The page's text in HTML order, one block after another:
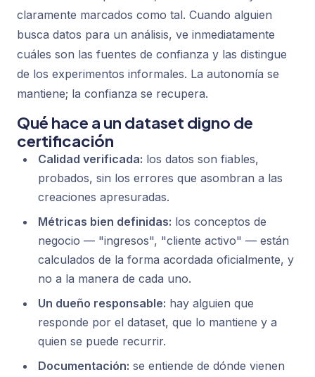
claramente marcados como tal. Cuando alguien
busca datos para un análisis, ve inmediatamente
cuáles son las fuentes de confianza y las distingue
de los experimentos informales. La autonomía se
mantiene; la confianza se recupera.
Qué hace a un dataset digno de
certificación
Calidad verificada: los datos son fiables,
probados, sin los errores que asombran a las
creaciones apresuradas.
Métricas bien definidas: los conceptos de
negocio — "ingresos", "cliente activo" — están
calculados de la forma acordada oficialmente, y
no a la manera de cada uno.
Un dueño responsable: hay alguien que
responde por el dataset, que lo mantiene y a
quien se puede recurrir.
Documentación: se entiende de dónde vienen